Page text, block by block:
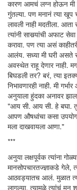
कारण आमचं लग्न होऊन मी
गुंतल्या. पण मनानं त्या खूप
लावली नाही मदतीला.
त्यांनी सासर्‍यांची अफाट
करावा. पण त्या असं
आलंय. सध्या मी घरी असते
अवस्थेत राहू देणार नाही.
बिघडली तर? बरं, त्या
निभावणारही नाही. मी
अनुयाला हुंदका अनावर
"आय सी. आय सी. हे बघा.
आपण औषधांचा कसा
मला दाखवायला आणा."
***
अनुया लक्षपूर्वक त्यांना
मानसोपचारतज्ज्ञाकडे गेले,
आठवड्यातच आलं. मुळात त्या
लागल्या. त्यामुळे त्यांचं मन